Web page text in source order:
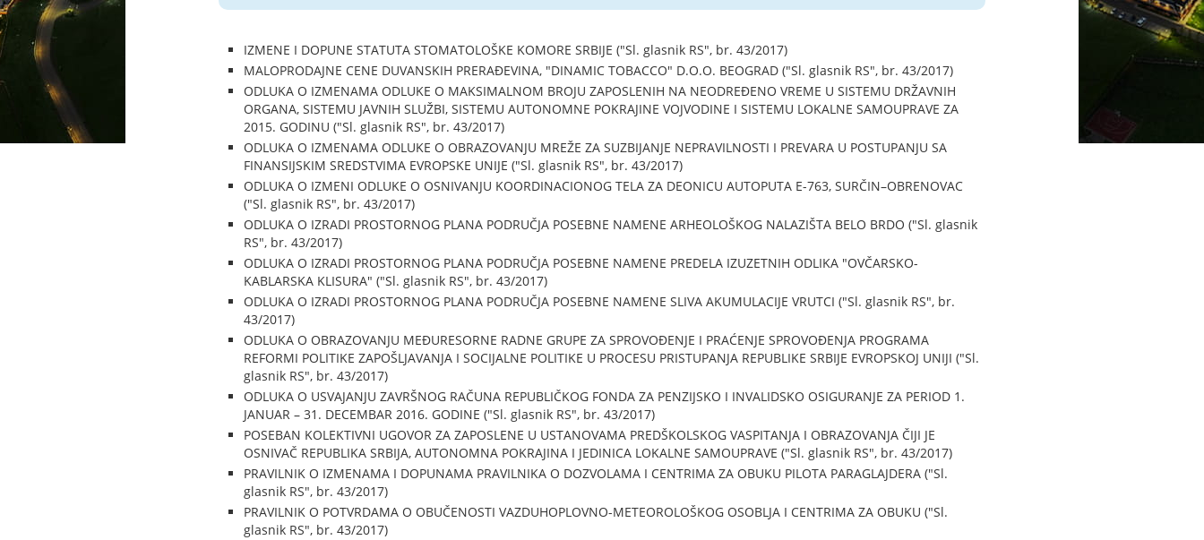
IZMENE I DOPUNE STATUTA STOMATOLOŠKE KOMORE SRBIJE ("Sl. glasnik RS", br. 43/2017)
MALOPRODAJNE CENE DUVANSKIH PRERAĐEVINA, "DINAMIC TOBACCO" D.O.O. BEOGRAD ("Sl. glasnik RS", br. 43/2017)
ODLUKA O IZMENAMA ODLUKE O MAKSIMALNOM BROJU ZAPOSLENIH NA NEODREĐENO VREME U SISTEMU DRŽAVNIH
ORGANA, SISTEMU JAVNIH SLUŽBI, SISTEMU AUTONOMNE POKRAJINE VOJVODINE I SISTEMU LOKALNE SAMOUPRAVE ZA
2015. GODINU ("Sl. glasnik RS", br. 43/2017)
ODLUKA O IZMENAMA ODLUKE O OBRAZOVANJU MREŽE ZA SUZBIJANJE NEPRAVILNOSTI I PREVARA U POSTUPANJU SA
FINANSIJSKIM SREDSTVIMA EVROPSKE UNIJE ("Sl. glasnik RS", br. 43/2017)
ODLUKA O IZMENI ODLUKE O OSNIVANJU KOORDINACIONOG TELA ZA DEONICU AUTOPUTA E-763, SURČIN–OBRENOVAC
("Sl. glasnik RS", br. 43/2017)
ODLUKA O IZRADI PROSTORNOG PLANA PODRUČJA POSEBNE NAMENE ARHEOLOŠKOG NALAZIŠTA BELO BRDO ("Sl. glasnik
RS", br. 43/2017)
ODLUKA O IZRADI PROSTORNOG PLANA PODRUČJA POSEBNE NAMENE PREDELA IZUZETNIH ODLIKA "OVČARSKO-
KABLARSKA KLISURA" ("Sl. glasnik RS", br. 43/2017)
ODLUKA O IZRADI PROSTORNOG PLANA PODRUČJA POSEBNE NAMENE SLIVA AKUMULACIJE VRUTCI ("Sl. glasnik RS", br.
43/2017)
ODLUKA O OBRAZOVANJU MEĐURESORNE RADNE GRUPE ZA SPROVOĐENJE I PRAĆENJE SPROVOĐENJA PROGRAMA
REFORMI POLITIKE ZAPOŠLJAVANJA I SOCIJALNE POLITIKE U PROCESU PRISTUPANJA REPUBLIKE SRBIJE EVROPSKOJ UNIJI ("Sl.
glasnik RS", br. 43/2017)
ODLUKA O USVAJANJU ZAVRŠNOG RAČUNA REPUBLIČKOG FONDA ZA PENZIJSKO I INVALIDSKO OSIGURANJE ZA PERIOD 1.
JANUAR – 31. DECEMBAR 2016. GODINE ("Sl. glasnik RS", br. 43/2017)
POSEBAN KOLEKTIVNI UGOVOR ZA ZAPOSLENE U USTANOVAMA PREDŠKOLSKOG VASPITANJA I OBRAZOVANJA ČIJI JE
OSNIVAČ REPUBLIKA SRBIJA, AUTONOMNA POKRAJINA I JEDINICA LOKALNE SAMOUPRAVE ("Sl. glasnik RS", br. 43/2017)
PRAVILNIK O IZMENAMA I DOPUNAMA PRAVILNIKA O DOZVOLAMA I CENTRIMA ZA OBUKU PILOTA PARAGLAJDERA ("Sl.
glasnik RS", br. 43/2017)
PRAVILNIK O POTVRDAMA O OBUČENOSTI VAZDUHOPLOVNO-METEOROLOŠKOG OSOBLJA I CENTRIMA ZA OBUKU ("Sl.
glasnik RS", br. 43/2017)